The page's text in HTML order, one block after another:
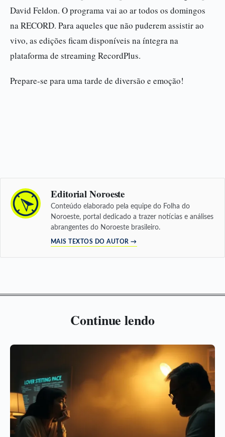
David Feldon. O programa vai ao ar todos os domingos
na RECORD. Para aqueles que não puderem assistir ao
vivo, as edições ficam disponíveis na íntegra na
plataforma de streaming RecordPlus.
Prepare-se para uma tarde de diversão e emoção!
Editorial Noroeste
Conteúdo elaborado pela equipe do Folha do
Noroeste, portal dedicado a trazer notícias e análises
abrangentes do Noroeste brasileiro.
MAIS TEXTOS DO AUTOR →
Continue lendo